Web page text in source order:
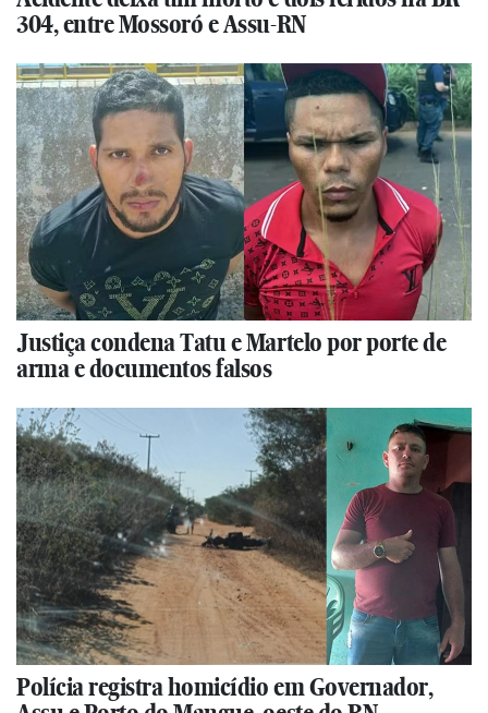
304, entre Mossoró e Assu-RN
Justiça condena Tatu e Martelo por porte de
arma e documentos falsos
Polícia registra homicídio em Governador,